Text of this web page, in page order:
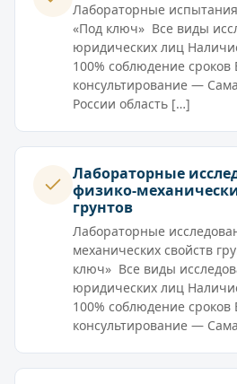
Лабораторные
«Под ключ» Все виды
юридических лиц
100% соблюдение сроков
консультирование —
России область […]
Лабораторные
физико-
грунтов
Лабораторные
механических свойств
ключ» Все виды
юридических лиц
100% соблюдение сроков
консультирование —